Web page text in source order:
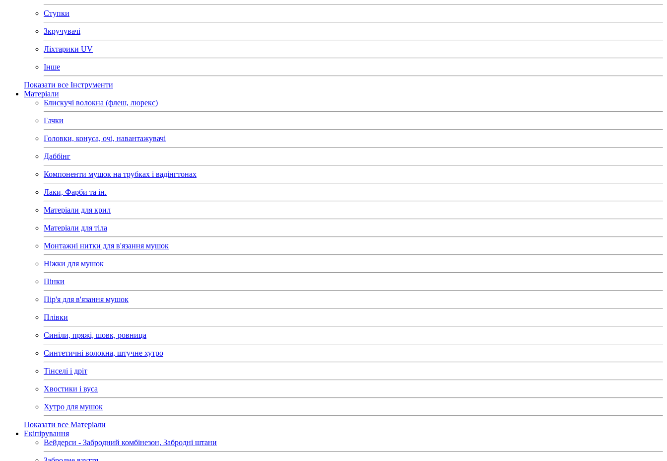
Ступки
Зкручувачі
Ліхтарики UV
Інше
Показати все Інструменти
Матеріали
Блискучі волокна (флеш, люрекс)
Гачки
Головки, конуса, очі, навантажувачі
Даббінг
Компоненти мушок на трубках і вадінгтонах
Лаки, Фарби та ін.
Матеріали для крил
Матеріали для тіла
Монтажні нитки для в'язання мушок
Ніжки для мушок
Пінки
Пір'я для в'язання мушок
Плівки
Синіли, пряжі, шовк, ровница
Синтетичні волокна, штучне хутро
Тінселі і дріт
Хвостики і вуса
Хутро для мушок
Показати все Матеріали
Екіпірування
Вейдерси - Забродний комбінезон, Забродні штани